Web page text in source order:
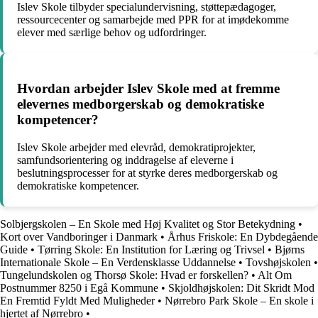
Islev Skole tilbyder specialundervisning, støttepædagoger,
ressourcecenter og samarbejde med PPR for at imødekomme
elever med særlige behov og udfordringer.
Hvordan arbejder Islev Skole med at fremme
elevernes medborgerskab og demokratiske
kompetencer?
Islev Skole arbejder med elevråd, demokratiprojekter,
samfundsorientering og inddragelse af eleverne i
beslutningsprocesser for at styrke deres medborgerskab og
demokratiske kompetencer.
Solbjergskolen – En Skole med Høj Kvalitet og Stor Betekydning •
Kort over Vandboringer i Danmark • Århus Friskole: En Dybdegående
Guide • Tørring Skole: En Institution for Læring og Trivsel • Bjørns
Internationale Skole – En Verdensklasse Uddannelse • Tovshøjskolen •
Tungelundskolen og Thorsø Skole: Hvad er forskellen? • Alt Om
Postnummer 8250 i Egå Kommune • Skjoldhøjskolen: Dit Skridt Mod
En Fremtid Fyldt Med Muligheder• Nørrebro Park Skole – En skole i
hjertet af Nørrebro •